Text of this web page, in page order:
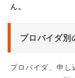
ん。
プロバイダ別
プロバイダ、申し